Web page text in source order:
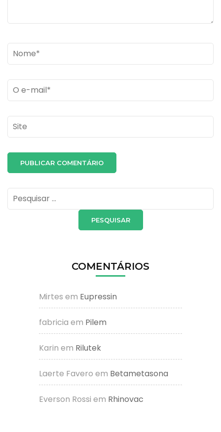
Name*
Email *
Site
Pesquisar
por:
COMENTÁRIOS
Mirtes em Eupressin
fabricia em Pilem
Karin em Rilutek
Laerte Favero em Betametasona
Everson Rossi em Rhinovac